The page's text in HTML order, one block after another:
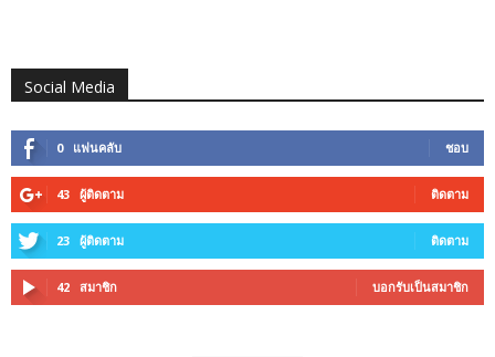
Social Media
0 แฟนคลับ ชอบ
43 ผู้ติดตาม ติดตาม
23 ผู้ติดตาม ติดตาม
42 สมาชิก บอกรับเป็นสมาชิก